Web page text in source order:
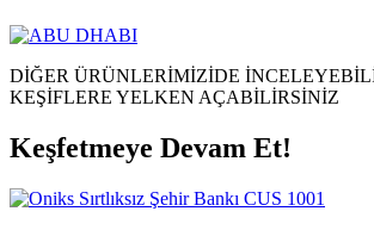
DİĞER ÜRÜNLERİMİZİDE
KEŞİFLERE YELKEN AÇABİLİRSİNİZ
Keşfetmeye Devam Et!